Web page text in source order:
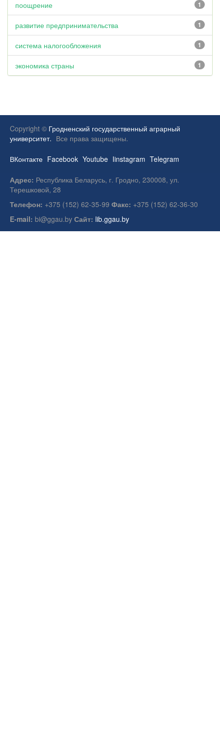
1
поощрение
1
развитие предпринимательства
1
система налогообложения
1
экономика страны
Copyright © Гродненский государственный аграрный
университет. Все права защищены.
ВКонтакте Facebook Youtube Iinstagram Telegram
Адрес: Республика Беларусь, г. Гродно, 230008, ул.
Терешковой, 28
Телефон: +375 (152) 62-35-99 Факс: +375 (152) 62-36-30
E-mail: bi@ggau.by Сайт: lib.ggau.by